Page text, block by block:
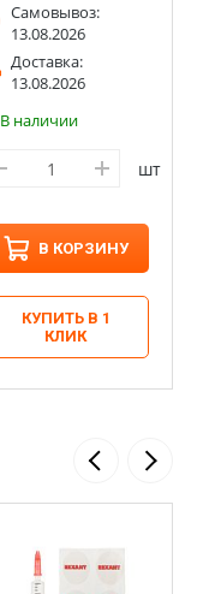
Самовывоз:
13.08.2026
Доставка:
13.08.2026
В наличии
шт
В КОРЗИНУ
КУПИТЬ В 1
КЛИК